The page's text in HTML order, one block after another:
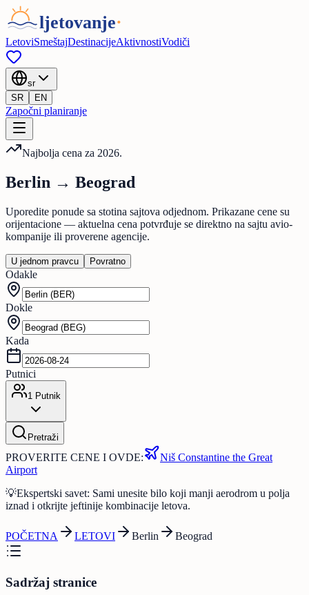
LetoviSmeštajDestinacijeAktivnostiVodiči
sr
SR
EN
Započni planiranje
Najbolja cena za 2026.
Berlin → Beograd
Uporedite ponude sa stotina sajtova odjednom. Prikazane cene su
orijentacione — aktuelna cena potvrđuje se direktno na sajtu avio-
kompanije ili proverene agencije.
U jednom pravcu Povratno
Odakle
Dokle
Kada
Putnici
1 Putnik
Pretraži
PROVERITE CENE I OVDE:
Niš Constantine the Great
Airport
💡Ekspertski savet: Sami unesite bilo koji manji aerodrom u polja
iznad i otkrijte jeftinije kombinacije letova.
POČETNA LETOVI Berlin Beograd
Sadržaj stranice